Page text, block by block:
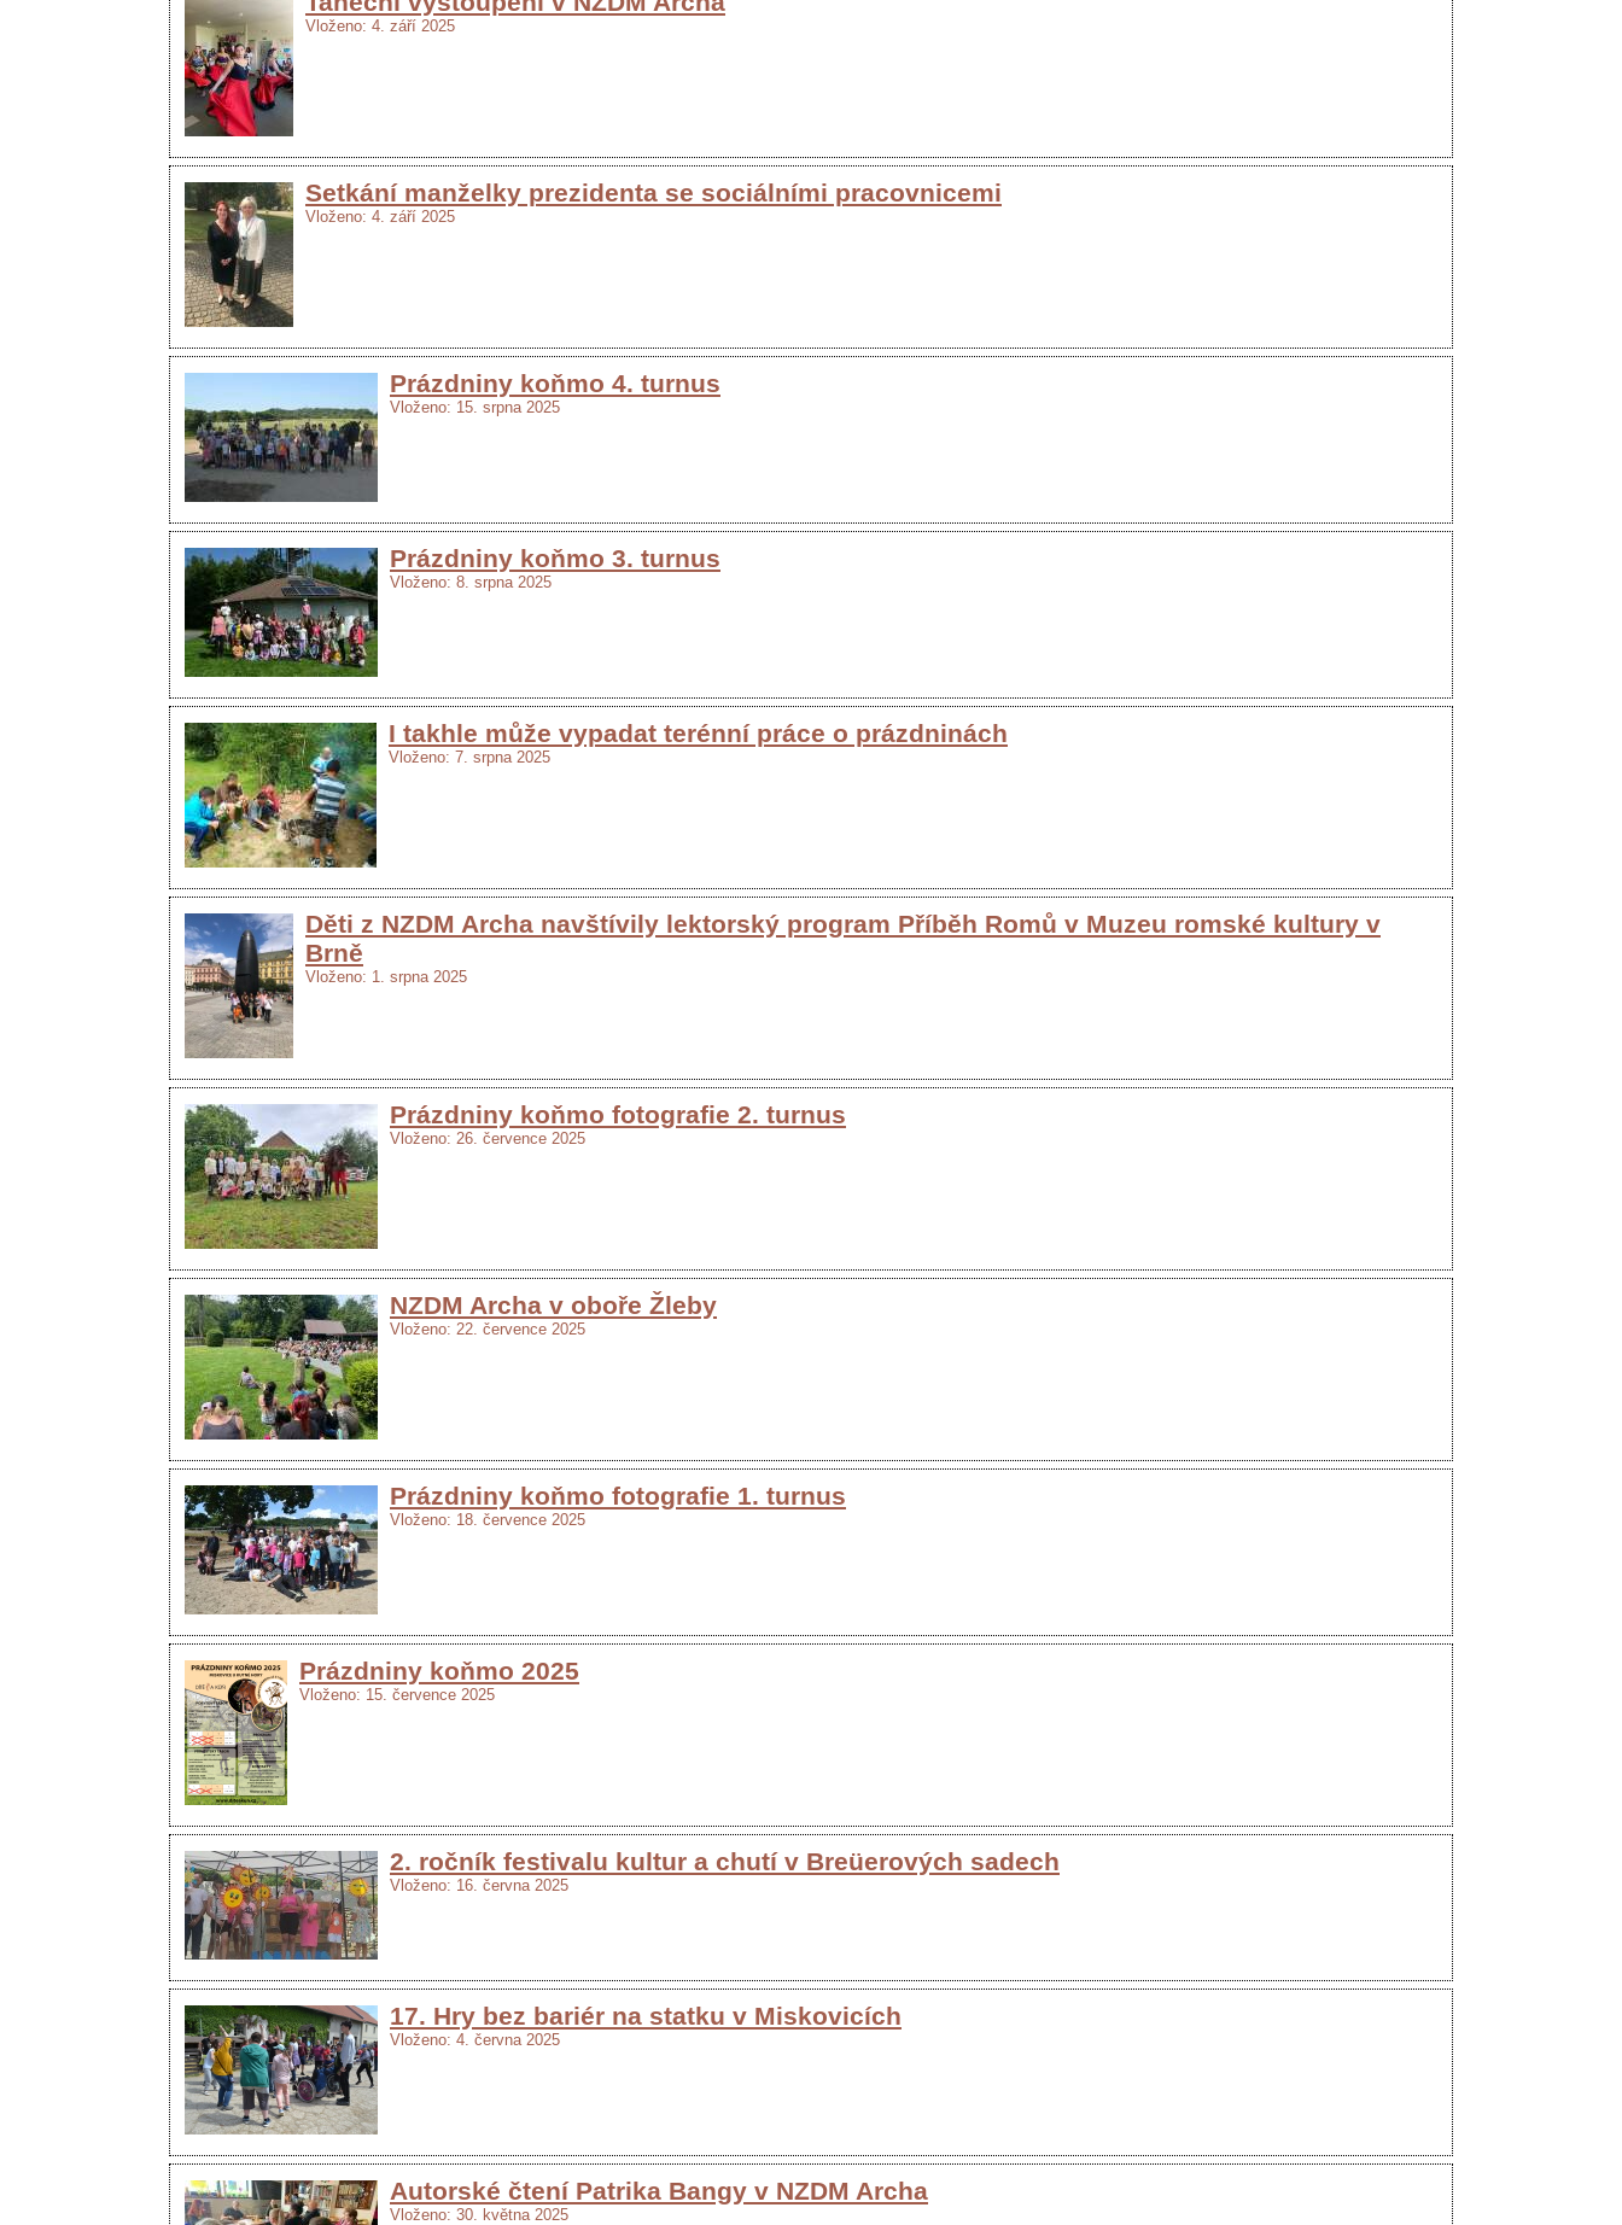
Vloženo: 4. září 2025
Setkání manželky prezidenta se sociálními pracovnicemi
Vloženo: 4. září 2025
Prázdniny koňmo 4. turnus
Vloženo: 15. srpna 2025
Prázdniny koňmo 3. turnus
Vloženo: 8. srpna 2025
I takhle může vypadat terénní práce o prázdninách
Vloženo: 7. srpna 2025
Děti z NZDM Archa navštívily lektorský program Příběh Romů v Muzeu romské kultury v
Brně
Vloženo: 1. srpna 2025
Prázdniny koňmo fotografie 2. turnus
Vloženo: 26. července 2025
NZDM Archa v oboře Žleby
Vloženo: 22. července 2025
Prázdniny koňmo fotografie 1. turnus
Vloženo: 18. července 2025
Prázdniny koňmo 2025
Vloženo: 15. července 2025
2. ročník festivalu kultur a chutí v Breüerových sadech
Vloženo: 16. června 2025
17. Hry bez bariér na statku v Miskovicích
Vloženo: 4. června 2025
Autorské čtení Patrika Bangy v NZDM Archa
Vloženo: 30. května 2025